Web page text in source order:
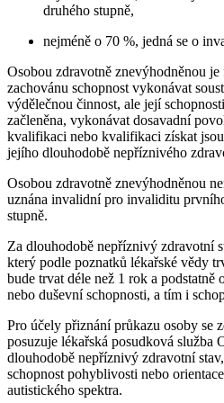
druhého stupně,
nejméně o 70 %, jedná se o
Osobou zdravotně znevýhodněnou
zachovánu schopnost vykonávat
výdělečnou činnost, ale její
začleněna, vykonávat dosavadní
kvalifikaci nebo kvalifikaci získat
jejího dlouhodobě nepříznivého
Osobou zdravotně znevýhodněnou
uznána invalidní pro invaliditu
stupně.
Za dlouhodobě nepříznivý zdravotní
který podle poznatků lékařské vědy
bude trvat déle než 1 rok a podstatně
nebo duševní schopnosti, a tím i
Pro účely přiznání průkazu osoby se
posuzuje lékařská posudková služba
dlouhodobě nepříznivý zdravotní
schopnost pohyblivosti nebo
autistického spektra.